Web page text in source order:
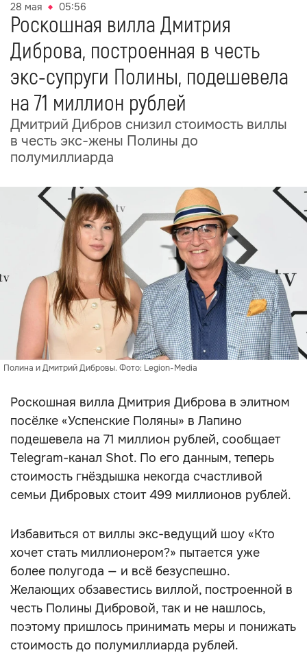
28 мая 05:56
Роскошная вилла Дмитрия
Диброва, построенная в честь
экс-супруги Полины, подешевела
на 71 миллион рублей
Дмитрий Дибров снизил стоимость виллы
в честь экс-жены Полины до
полумиллиарда
Полина и Дмитрий Дибровы. Фото: Legion-Media
Роскошная вилла Дмитрия Диброва в элитном
посёлке «Успенские Поляны» в Лапино
подешевела на 71 миллион рублей, сообщает
Telegram-канал Shot. По его данным, теперь
стоимость гнёздышка некогда счастливой
семьи Дибровых стоит 499 миллионов рублей.
Избавиться от виллы экс-ведущий шоу «Кто
хочет стать миллионером?» пытается уже
более полугода — и всё безуспешно.
Желающих обзавестись виллой, построенной в
честь Полины Дибровой, так и не нашлось,
поэтому пришлось принимать меры и понижать
стоимость до полумиллиарда рублей.